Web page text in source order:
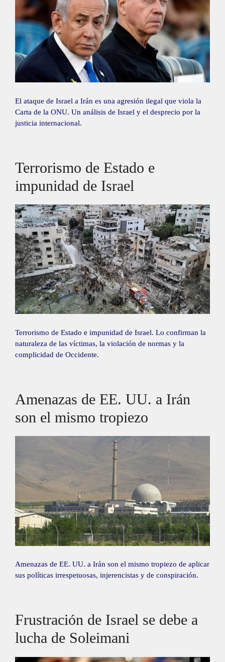
El ataque de Israel a Irán es una agresión ilegal que viola la
Carta de la ONU. Un análisis de Israel y el desprecio por la
justicia internacional.
Terrorismo de Estado e
impunidad de Israel
Terrorismo de Estado e impunidad de Israel. Lo confirman la
naturaleza de las víctimas, la violación de normas y la
complicidad de Occidente.
Amenazas de EE. UU. a Irán
son el mismo tropiezo
Amenazas de EE. UU. a Irán son el mismo tropiezo de aplicar
sus políticas irrespetuosas, injerencistas y de conspiración.
Frustración de Israel se debe a
lucha de Soleimani